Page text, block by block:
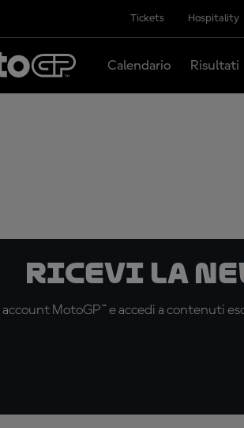
Tickets Hospitality
Calendario Risultati
Ricevi la
account MotoGP™ e accedi a contenuti